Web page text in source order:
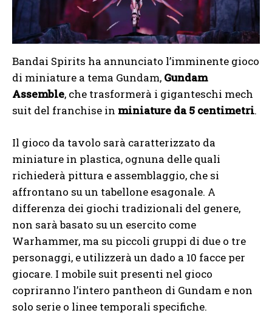
Bandai Spirits ha annunciato l’imminente gioco
di miniature a tema Gundam, Gundam
Assemble, che trasformerà i giganteschi mech
suit del franchise in miniature da 5 centimetri.
Il gioco da tavolo sarà caratterizzato da
miniature in plastica, ognuna delle quali
richiederà pittura e assemblaggio, che si
affrontano su un tabellone esagonale. A
differenza dei giochi tradizionali del genere,
non sarà basato su un esercito come
Warhammer, ma su piccoli gruppi di due o tre
personaggi, e utilizzerà un dado a 10 facce per
giocare. I mobile suit presenti nel gioco
copriranno l’intero pantheon di Gundam e non
solo serie o linee temporali specifiche.